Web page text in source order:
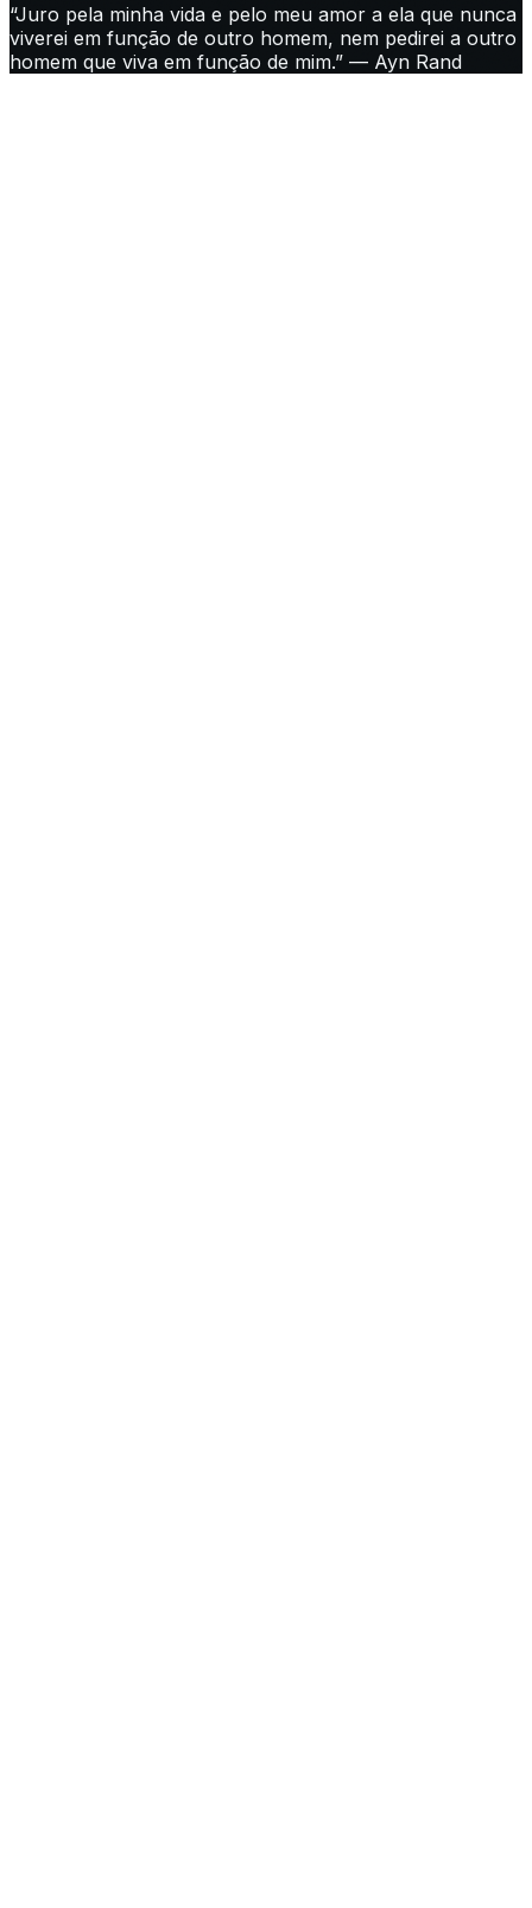
“Juro pela minha vida e pelo meu amor a ela que nunca
viverei em função de outro homem, nem pedirei a outro
homem que viva em função de mim.” — Ayn Rand